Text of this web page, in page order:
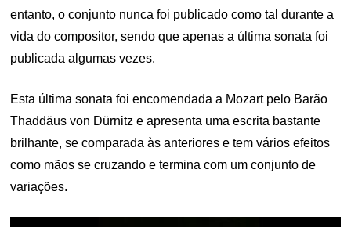
entanto, o conjunto nunca foi publicado como tal durante a
vida do compositor, sendo que apenas a última sonata foi
publicada algumas vezes.
Esta última sonata foi encomendada a Mozart pelo Barão
Thaddäus von Dürnitz e apresenta uma escrita bastante
brilhante, se comparada às anteriores e tem vários efeitos
como mãos se cruzando e termina com um conjunto de
variações.